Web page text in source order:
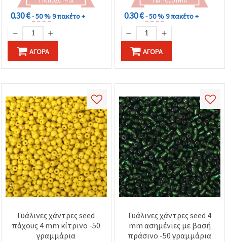
0.30 €- 50 %9 πακέτο +
ΑΓΟΡΆ
0.30 €- 50 %9 πακέτο +
ΑΓΟΡΆ
Γυάλινες χάντρες seed
πάχους 4 mm κίτρινο -50
γραμμάρια
Γυάλινες χάντρες seed 4
mm ασημένιες με βασή
πράσινο -50 γραμμάρια